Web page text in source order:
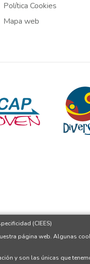
Política Cookies
Mapa web
(CIEES)
página web. Algunas
y son las únicas que